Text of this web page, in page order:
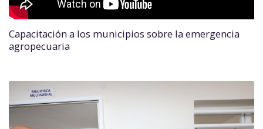
Capacitación a los municipios sobre la emergencia
agropecuaria